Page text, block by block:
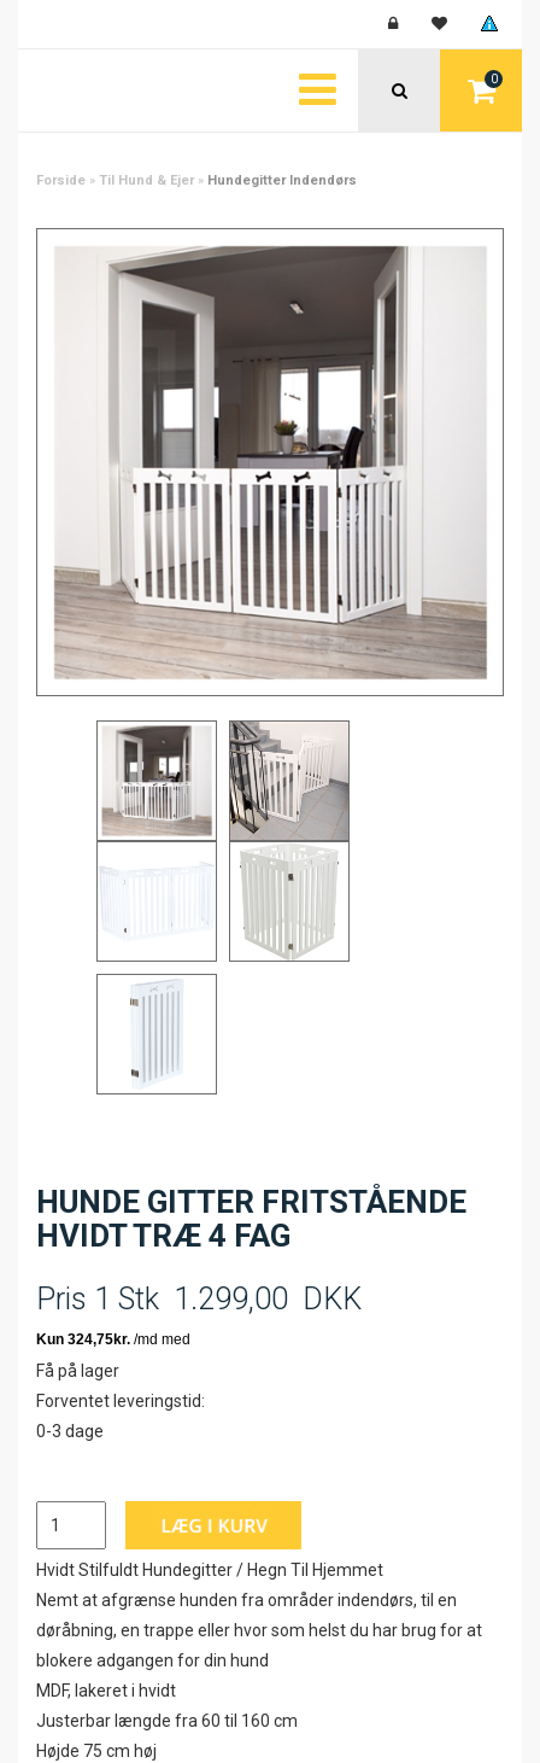
0
Forside » Til Hund & Ejer » Hundegitter Indendørs
HUNDE GITTER FRITSTÅENDE
HVIDT TRÆ 4 FAG
Pris 1 Stk 1.299,00 DKK
Få på lager
Forventet leveringstid:
0-3 dage
Hvidt Stilfuldt Hundegitter / Hegn Til Hjemmet
Nemt at afgrænse hunden fra områder indendørs, til en
døråbning, en trappe eller hvor som helst du har brug for at
blokere adgangen for din hund
MDF, lakeret i hvidt
Justerbar længde fra 60 til 160 cm
Højde 75 cm høj